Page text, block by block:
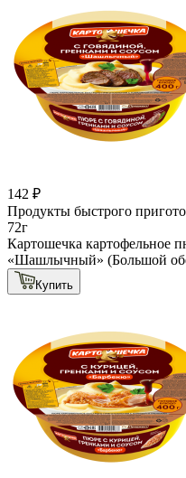
142 ₽
Продукты быстрого
72г
Картошечка картофельное
«Шашлычный» (Большой
Купить